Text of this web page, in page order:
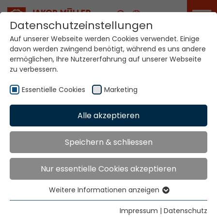
Karriere
Ihre Welt. Unsere
Home Branchen Industrie
Industrie
Sicherheit, Effizienz und Nachhaltigkeit. Industrie 4.0,
Digitalisierung und Wertschöpfung durch
Automatisierung,
das sind die Herausforderungen unserer Zeit und der
Schmaltextilienindustrie. Wir bringen es zusammen.
Datenschutzeinstellungen
Auf unserer Webseite werden Cookies verwendet. Einige
davon werden zwingend benötigt, während es uns andere
ermöglichen, Ihre Nutzererfahrung auf unserer Webseite
zu verbessern.
Essentielle Cookies Marketing
Alle akzeptieren
Speichern & schliessen
Nur essentielle Cookies akzeptieren
Essentielle Cookies
Essentielle Cookies werden für grundlegende
Weitere Informationen anzeigen
Impressum | Datenschutz